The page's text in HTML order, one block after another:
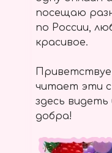
посещаю
по России,
красивое.
читает эти
здесь видеть
добра!